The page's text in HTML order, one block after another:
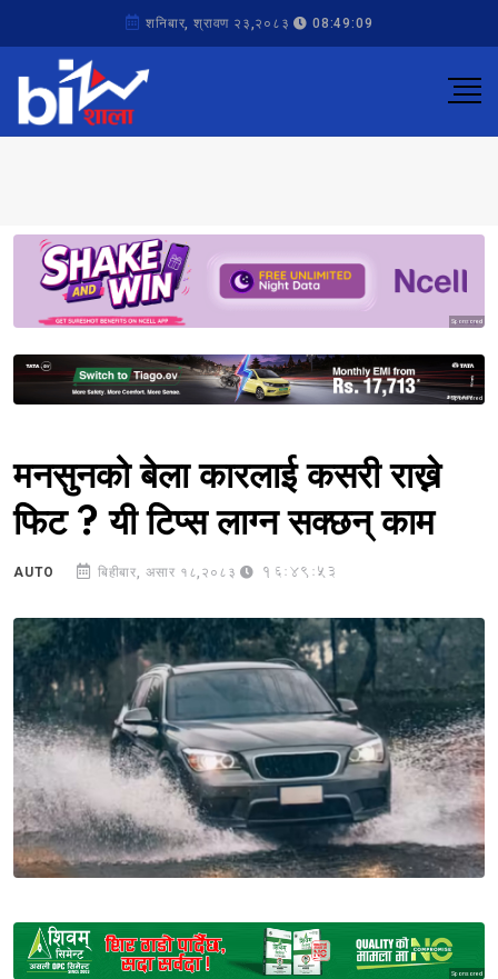
शनिबार, श्रावण २३,२०८३ 08:49:09
Sponsored
Sponsored
मनसुनको बेला कारलाई कसरी राख्ने
फिट ? यी टिप्स लाग्न सक्छन् काम
AUTO बिहीबार, असार १८,२०८३ 16:49:53
Sponsored